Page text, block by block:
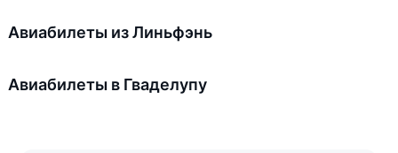
Авиабилеты из Линьфэнь
Авиабилеты в Гваделупу